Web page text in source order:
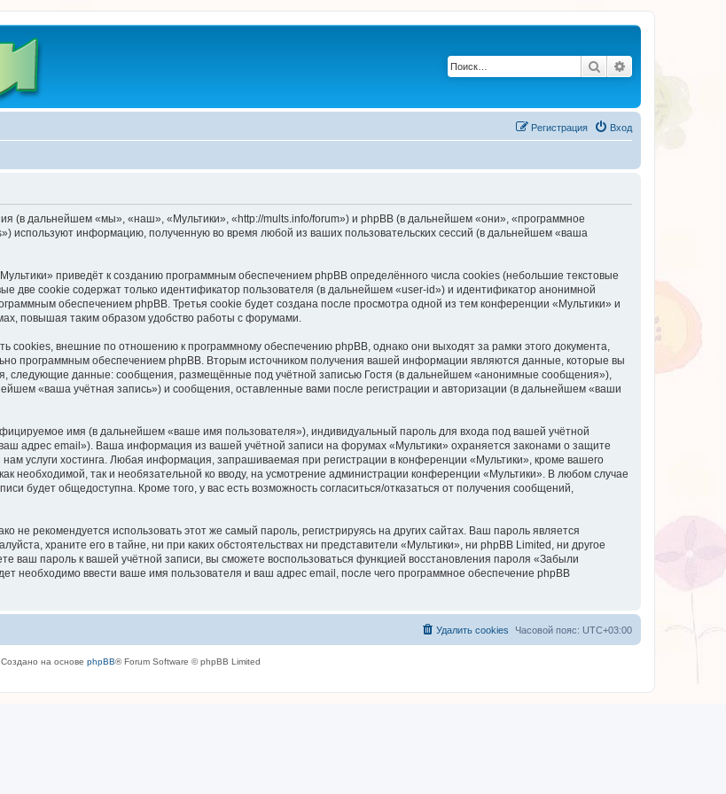
Поиск
Вход
Регистрация
(в дальнейшем «мы», «наш», «Мультики», «http://mults.info/forum») и phpBB (в дальнейшем «они», «программное
используют информацию, полученную во время любой из ваших пользовательских сессий (в дальнейшем «ваша
приведёт к созданию программным обеспечением phpBB определённого числа cookies (небольшие текстовые
две cookie содержат только идентификатор пользователя (в дальнейшем «user-id») и идентификатор анонимной
обеспечением phpBB. Третья cookie будет создана после просмотра одной из тем конференции «Мультики» и
повышая таким образом удобство работы с форумами.
cookies, внешние по отношению к программному обеспечению phpBB, однако они выходят за рамки этого документа,
программным обеспечением phpBB. Вторым источником получения вашей информации являются данные, которые вы
следующие данные: сообщения, размещённые под учётной записью Гостя (в дальнейшем «анонимные сообщения»),
«ваша учётная запись») и сообщения, оставленные вами после регистрации и авторизации (в дальнейшем «ваши
имя (в дальнейшем «ваше имя пользователя»), индивидуальный пароль для входа под вашей учётной
адрес email»). Ваша информация из вашей учётной записи на форумах «Мультики» охраняется законами о защите
услуги хостинга. Любая информация, запрашиваемая при регистрации в конференции «Мультики», кроме вашего
необходимой, так и необязательной ко вводу, на усмотрение администрации конференции «Мультики». В любом случае
будет общедоступна. Кроме того, у вас есть возможность согласиться/отказаться от получения сообщений,
рекомендуется использовать этот же самый пароль, регистрируясь на других сайтах. Ваш пароль является
храните его в тайне, ни при каких обстоятельствах ни представители «Мультики», ни phpBB Limited, ни другое
ваш пароль к вашей учётной записи, вы сможете воспользоваться функцией восстановления пароля «Забыли
необходимо ввести ваше имя пользователя и ваш адрес email, после чего программное обеспечение phpBB
Часовой пояс: UTC+03:00
Удалить cookies
Создано на основе phpBB® Forum Software © phpBB Limited